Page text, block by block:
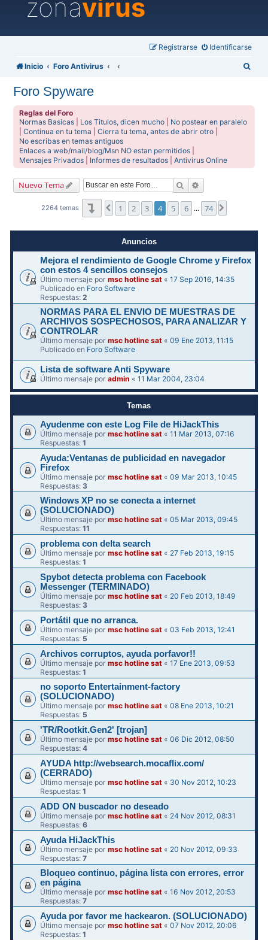
zonavirus
Identificarse
Registrarse
Inicio Foro Antivirus
Foro Spyware
Reglas del Foro
Normas Basicas
Los Titulos, dicen mucho
No postear en paralelo
|Continua en tu tema |Cierra tu tema, antes de abrir otro
No escribas en temas antiguos
Enlaces a web/mail/blog/Msn NO estan permitidos
Mensajes Privados
Informes de resultados |Antivirus Online
Nuevo Tema Buscar
2264 temas Página4de74
Anterior
1 2 3 4 5 6 … 74
Anuncios
Mejora el rendimiento de Google Chrome y Firefox
con estos 4 sencillos consejos
Último mensaje pormsc hotline sat «17 Sep 2016, 14:35
Publicado en Foro Software
Respuestas:2
NORMAS PARA EL ENVIO DE MUESTRAS DE
ARCHIVOS SOSPECHOSOS, PARA ANALIZAR Y
CONTROLAR
Último mensaje pormsc hotline sat «09 Ene 2013, 11:15
Publicado en Foro Software
Lista de software Anti Spyware
Último mensaje poradmin «11 Mar 2004, 23:04
Temas
Ayudenme con este Log File de HiJackThis
Último mensaje pormsc hotline sat «11 Mar 2013, 07:16
Respuestas:1
Ayuda:Ventanas de publicidad en navegador
Firefox
Último mensaje pormsc hotline sat «09 Mar 2013, 10:45
Respuestas:3
Windows XP no se conecta a internet
(SOLUCIONADO)
Último mensaje pormsc hotline sat «05 Mar 2013, 09:45
Respuestas:11
problema con delta search
Último mensaje pormsc hotline sat « 27 Feb 2013, 19:15
Respuestas:1
Spybot detecta problema con Facebook
Messenger (TERMINADO)
Último mensaje pormsc hotline sat « 20 Feb 2013, 18:49
Respuestas: 3
Portátil que no arranca.
Último mensaje pormsc hotline sat «03 Feb 2013, 12:41
Respuestas: 5
Archivos corruptos, ayuda porfavor!!
Último mensaje pormsc hotline sat «17 Ene 2013, 09:53
Respuestas:1
no soporto Entertainment-factory
(SOLUCIONADO)
Último mensaje pormsc hotline sat «08 Ene 2013, 10:21
Respuestas: 5
'TR/Rootkit.Gen2' [trojan]
Último mensaje pormsc hotline sat «06 Dic 2012, 08:50
Respuestas:4
AYUDA http://websearch.mocaflix.com/
(CERRADO)
Último mensaje pormsc hotline sat « 30 Nov 2012, 10:23
Respuestas:1
ADD ON buscador no deseado
Último mensaje pormsc hotline sat « 24 Nov 2012, 08:31
Respuestas:6
Ayuda HiJackThis
Último mensaje pormsc hotline sat « 20 Nov 2012, 09:33
Respuestas:7
Bloqueo continuo, página lista con errores, error
en página
Último mensaje pormsc hotline sat «16 Nov 2012, 20:53
Respuestas:7
Ayuda por favor me hackearon. (SOLUCIONADO)
Último mensaje pormsc hotline sat «07 Nov 2012, 20:06
Respuestas:1